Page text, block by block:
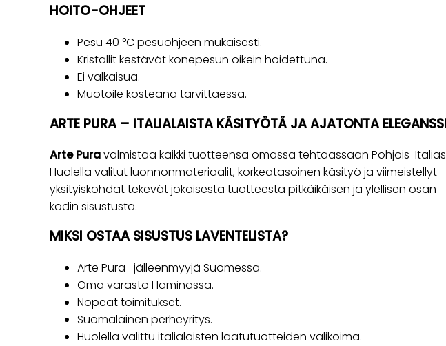
HOITO-OHJEET
Pesu 40 °C pesuohjeen mukaisesti.
Kristallit kestävät konepesun oikein hoidettuna.
Ei valkaisua.
Muotoile kosteana tarvittaessa.
ARTE PURA – ITALIALAISTA KÄSITYÖTÄ JA AJATONTA
Arte Puravalmistaa kaikki tuotteensa omassa tehtaassaan Pohjois-
Huolella valitut luonnonmateriaalit, korkeatasoinen käsityö ja viimeistellyt
yksityiskohdat tekevät jokaisesta tuotteesta pitkäikäisen ja ylellisen osan
kodin sisustusta.
MIKSI OSTAA SISUSTUS LAVENTELISTA?
Arte Pura -jälleenmyyjä Suomessa.
Oma varasto Haminassa.
Nopeat toimitukset.
Suomalainen perheyritys.
Huolella valittu italialaisten laatutuotteiden valikoima.